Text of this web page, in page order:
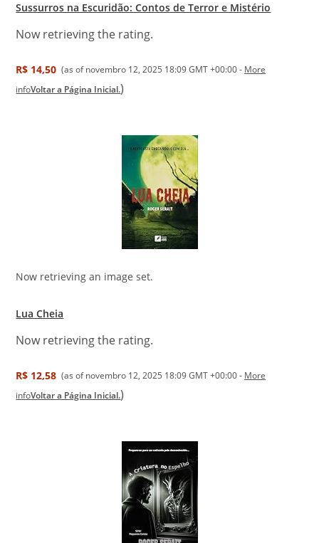
Sussurros na Escuridão: Contos de Terror e Mistério
Now retrieving the rating.
R$ 14,50 (as of novembro 12, 2025 18:09 GMT +00:00 - More
infoVoltar a Página Inicial.)
Now retrieving an image set.
Lua Cheia
Now retrieving the rating.
R$ 12,58 (as of novembro 12, 2025 18:09 GMT +00:00 - More
infoVoltar a Página Inicial.)